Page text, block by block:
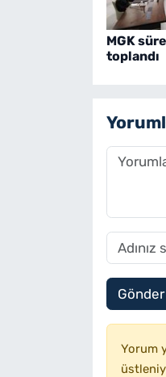
MGK
toplandı
Gönder
Yorum